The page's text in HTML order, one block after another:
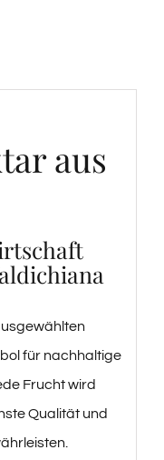
aus
für nachhaltige
Frucht wird
Qualität und